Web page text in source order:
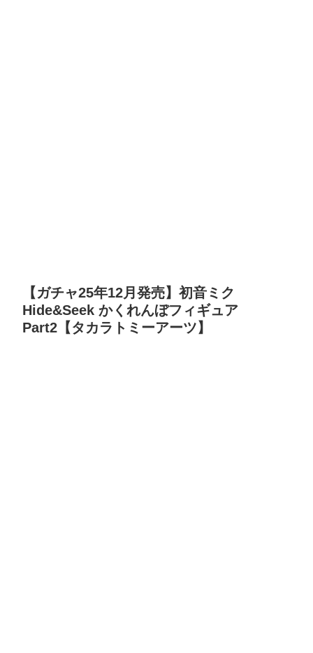
【ガチャ25年12月発売】初音ミク
Hide&Seek かくれんぼフィギュア
Part2【タカラトミーアーツ】